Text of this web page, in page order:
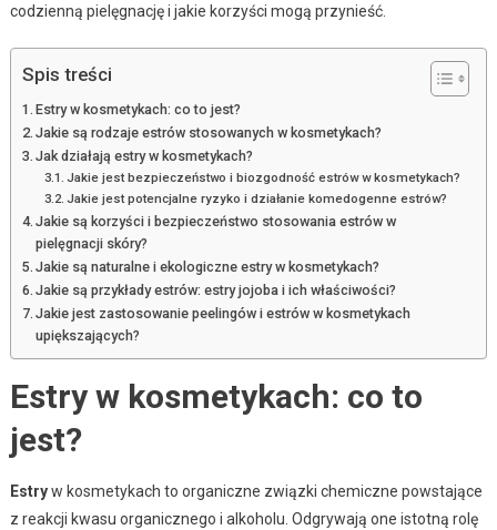
codzienną pielęgnację i jakie korzyści mogą przynieść.
Spis treści
Estry w kosmetykach: co to jest?
Jakie są rodzaje estrów stosowanych w kosmetykach?
Jak działają estry w kosmetykach?
Jakie jest bezpieczeństwo i biozgodność estrów w kosmetykach?
Jakie jest potencjalne ryzyko i działanie komedogenne estrów?
Jakie są korzyści i bezpieczeństwo stosowania estrów w
pielęgnacji skóry?
Jakie są naturalne i ekologiczne estry w kosmetykach?
Jakie są przykłady estrów: estry jojoba i ich właściwości?
Jakie jest zastosowanie peelingów i estrów w kosmetykach
upiększających?
Estry w kosmetykach: co to
jest?
Estryw kosmetykach to organiczne związki chemiczne powstające
z reakcji kwasu organicznego i alkoholu. Odgrywają one istotną rolę